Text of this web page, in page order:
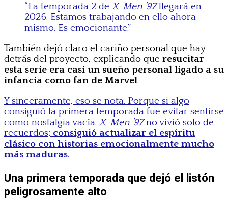
“La temporada 2 de X-Men ’97llegará en
2026. Estamos trabajando en ello ahora
mismo. Es emocionante.”
También dejó claro el cariño personal que hay
detrás del proyecto, explicando que resucitar
esta serie era casi un sueño personal ligado a su
infancia como fan de Marvel.
Y sinceramente, eso se nota. Porque si algo
consiguió la primera temporada fue evitar sentirse
como nostalgia vacía. X-Men ’97no vivió solo de
recuerdos; consiguió actualizar el espíritu
clásico con historias emocionalmente mucho
más maduras.
Una primera temporada que dejó el listón
peligrosamente alto